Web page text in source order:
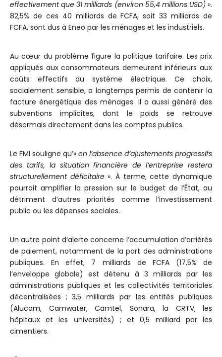
effectivement que 31 milliards (environ 55,4 millions USD)».
82,5% de ces 40 milliards de FCFA, soit 33 milliards de
FCFA, sont dus à Eneo par les ménages et les industriels.
Au cœur du problème figure la politique tarifaire. Les prix
appliqués aux consommateurs demeurent inférieurs aux
coûts effectifs du système électrique. Ce choix,
socialement sensible, a longtemps permis de contenir la
facture énergétique des ménages. Il a aussi généré des
subventions implicites, dont le poids se retrouve
désormais directement dans les comptes publics.
Le FMI souligne qu’« en l’absence d’ajustements progressifs
des tarifs, la situation financière de l’entreprise restera
structurellement déficitaire». À terme, cette dynamique
pourrait amplifier la pression sur le budget de l’État, au
détriment d’autres priorités comme l’investissement
public ou les dépenses sociales.
Un autre point d’alerte concerne l’accumulation d’arriérés
de paiement, notamment de la part des administrations
publiques. En effet, 7 milliards de FCFA (17,5% de
l’enveloppe globale) est détenu à 3 milliards par les
administrations publiques et les collectivités territoriales
décentralisées ; 3,5 milliards par les entités publiques
(Alucam, Camwater, Camtel, Sonara, la CRTV, les
hôpitaux et les universités) ; et 0,5 milliard par les
cimentiers.